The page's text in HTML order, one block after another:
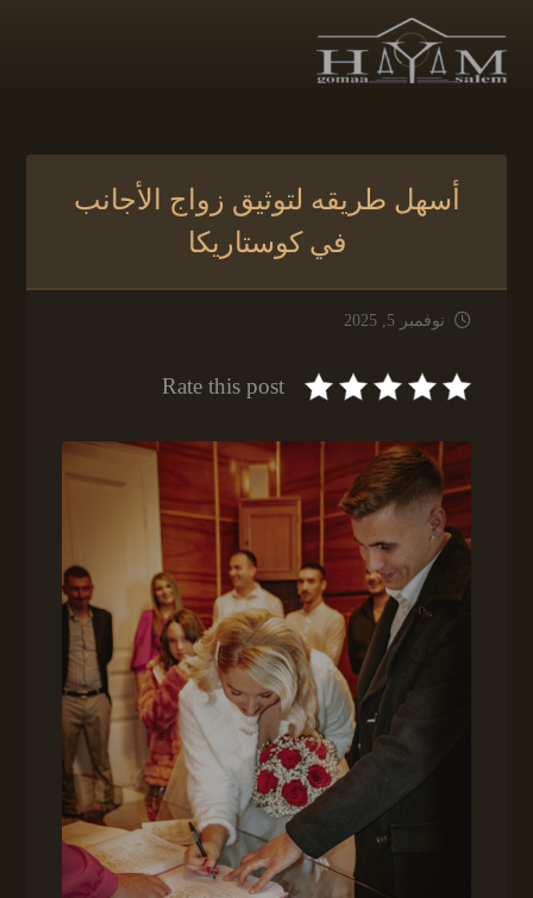
أسهل طريقه لتوثيق زواج الأجانب
في كوستاريكا
نوفمبر 5, 2025
Rate this post